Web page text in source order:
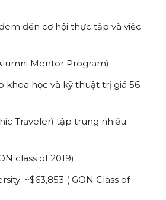
đến cơ hội thực tập và việc
Mentor Program).
khoa học và kỹ thuật trị giá 56
Traveler) tập trung nhiều
class of 2019)
~$63,853 ( GON Class of